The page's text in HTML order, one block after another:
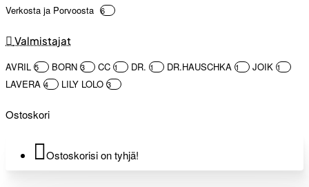
Verkosta ja Porvoosta
6
Valmistajat
AVRIL 5 BORN 3 CC 1 DR. 1 DR.HAUSCHKA 1 JOIK 1
LAVERA 4 LILY LOLO 3
Ostoskori
Ostoskorisi on tyhjä!